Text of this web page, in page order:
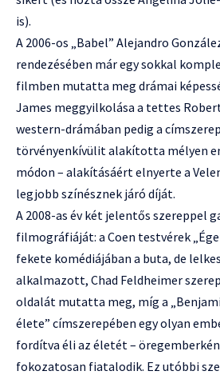
is).
A 2006-os „Babel” Alejandro
rendezésében már egy sokkal
filmben mutatta meg drámai
James meggyilkolása a tettes
western-drámában pedig a
törvényenkívülit alakította mélyen
módon – alakításáért elnyerte a
legjobb színésznek járó díját.
A 2008-as év két jelentős szereppel
filmográfiáját: a Coen testvérek
fekete komédiájában a buta, de
alkalmazott, Chad Feldheimer
oldalát mutatta meg, míg a
élete” címszerepében egy olyan
fordítva éli az életét –
fokozatosan fiatalodik. Ez utóbbi